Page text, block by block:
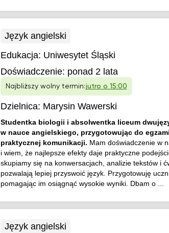
Język angielski
Edukacja: Uniwesytet Śląski
Doświadczenie: ponad 2 lata
Najbliższy wolny termin:jutro o 15:00
Dzielnica: Marysin Wawerski
Studentka biologii i absolwentka liceum
w nauce angielskiego, przygotowując do
praktycznej komunikacji. Mam doświadczenie w
i wiem, że najlepsze efekty daje praktyczne
skupiamy się na konwersacjach, analizie tekstów i
pozwalają lepiej przyswoić język. Przygotowuję
pomagając im osiągnąć wysokie wyniki. Dbam o ...
Język angielski